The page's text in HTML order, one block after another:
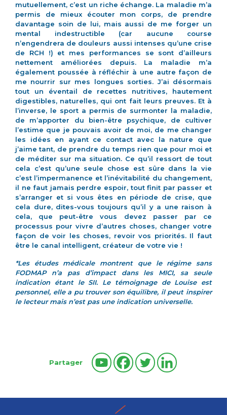
mutuellement, c’est un riche échange. La maladie m’a
permis de mieux écouter mon corps, de prendre
davantage soin de lui, mais aussi de me forger un
mental indestructible (car aucune course
n’engendrera de douleurs aussi intenses qu’une crise
de RCH !) et mes performances se sont d’ailleurs
nettement améliorées depuis. La maladie m’a
également poussée à réfléchir à une autre façon de
me nourrir sur mes longues sorties. J’ai désormais
tout un éventail de recettes nutritives, hautement
digestibles, naturelles, qui ont fait leurs preuves. Et à
l’inverse, le sport a permis de surmonter la maladie,
de m’apporter du bien-être psychique, de cultiver
l’estime que je pouvais avoir de moi, de me changer
les idées en ayant ce contact avec la nature que
j’aime tant, de prendre du temps rien que pour moi et
de méditer sur ma situation. Ce qu’il ressort de tout
cela c’est qu’une seule chose est sûre dans la vie
c’est l’impermanence et l’inévitabilité du changement,
il ne faut jamais perdre espoir, tout finit par passer et
s’arranger et si vous êtes en période de crise, que
cela dure, dites-vous toujours qu’il y a une raison à
cela, que peut-être vous devez passer par ce
processus pour vivre d’autres choses, changer votre
façon de voir les choses, revoir vos priorités. Il faut
être le canal intelligent, créateur de votre vie !
*Les études médicale montrent que le régime sans
FODMAP n’a pas d’impact dans les MICI, sa seule
indication étant le SII. Le témoignage de Louise est
personnel, elle a pu trouver son équilibre, il peut inspirer
le lecteur mais n’est pas une indication universelle.
Partager